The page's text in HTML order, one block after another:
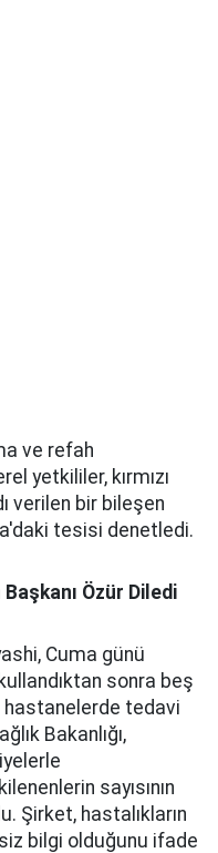
ve refah
yetkililer, kırmızı
verilen bir bileşen
tesisi denetledi.
Özür Diledi
Cuma günü
sonra beş
hastanelerde tedavi
Bakanlığı,
sayısının
Şirket, hastalıkların
bilgi olduğunu ifade